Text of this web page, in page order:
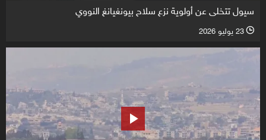
سيول تتخلى عن أولوية نزع سلاح بيونغيانغ النووي
l 23 يوليو 2026